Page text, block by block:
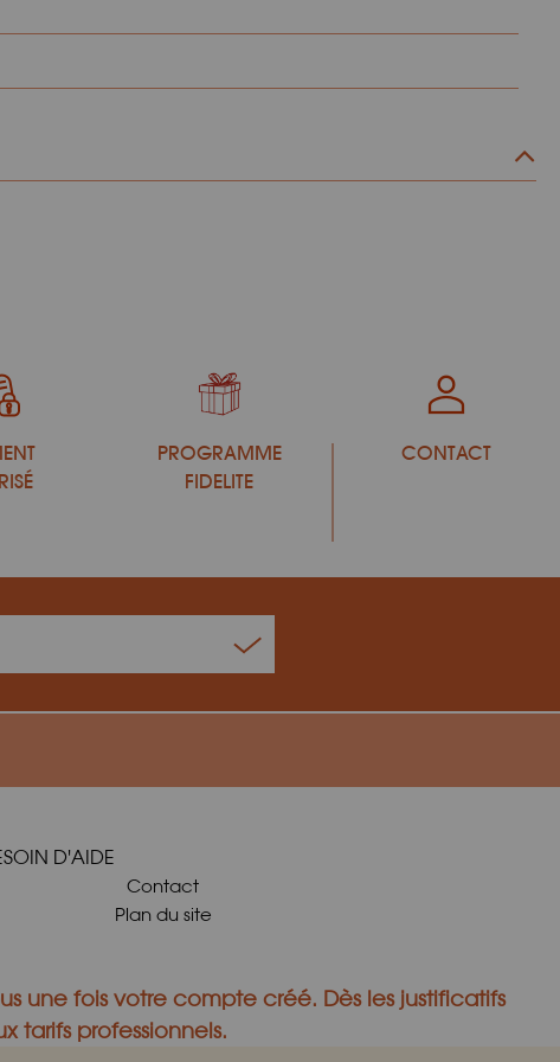
PROGRAMME
FIDELITE
CONTACT
D'AIDE
Contact
Plan du site
une fois votre compte créé. Dès les justificatifs
tarifs professionnels.